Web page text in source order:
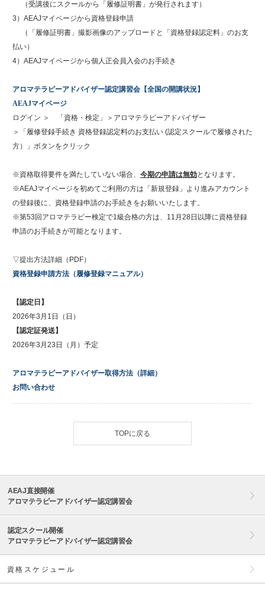
（受講後にスクールから「履修証明書」が発行されます）
3）AEAJマイページから資格登録申請
（「履修証明書」撮影画像のアップロードと「資格登録認定料」のお支
払い）
4）AEAJマイページから個人正会員入会のお手続き
アロマテラピーアドバイザー認定講習会【全国の開講状況】
AEAJマイページ
ログイン ＞ 「資格・検定」＞アロマテラピーアドバイザー
＞「履修登録手続き 資格登録認定料のお支払い (認定スクールで履修された
方）」ボタンをクリック
※資格取得要件を満たしていない場合、 今期の申請は無効となります。
※AEAJマイページを初めてご利用の方は「新規登録」より進みアカウント
の登録後に、資格登録申請のお手続きをお願いいたします。
※第53回アロマテラピー検定で1級合格の方は、11月28日以降に資格登録
申請のお手続きが可能となります。
▽提出方法詳細（PDF）
資格登録申請方法（履修登録マニュアル）
【認定日】
2026年3月1日（日）
【認定証発送】
2026年3月23日（月）予定
アロマテラピーアドバイザー取得方法（詳細）
お問い合わせ
TOPに戻る
AEAJ直接開催
アロマテラピーアドバイザー認定講習会
認定スクール開催
アロマテラピーアドバイザー認定講習会
資格スケジュール